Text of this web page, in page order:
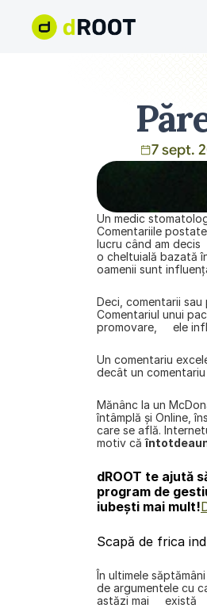
7 sept.
Un medic
Comentariile
lucru când am decis
o cheltuială bazată
oamenii sunt
Deci, comentarii
Comentariul unui
promovare,     ele
Un comentariu
decât un
Mănânc la un
întâmplă şi Online,
care se află.
motiv că
dROOT te ajută
program de
iubești mai mult!
Scapă de frica
În ultimele
de argumentele cu
astăzi mai     există